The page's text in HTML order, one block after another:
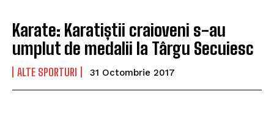
Karate: Karatiștii craioveni s-au
umplut de medalii la Târgu Secuiesc
ALTE SPORTURI 31 Octombrie 2017